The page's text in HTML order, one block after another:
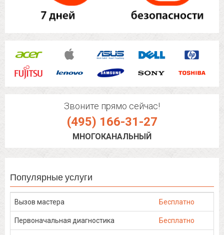
Звоните прямо сейчас!
(495) 166-31-27
МНОГОКАНАЛЬНЫЙ
Популярные услуги
Вызов мастера Бесплатно
Первоначальная диагностика Бесплатно